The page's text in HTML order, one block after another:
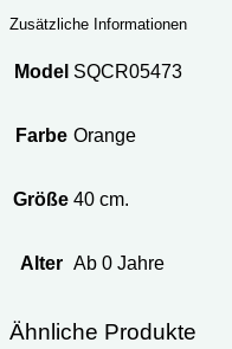
Zusätzliche Informationen
Model SQCR05473
Farbe Orange
Größe 40 cm.
Alter Ab 0 Jahre
Ähnliche Produkte